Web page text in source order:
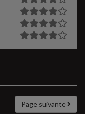
Page suivante